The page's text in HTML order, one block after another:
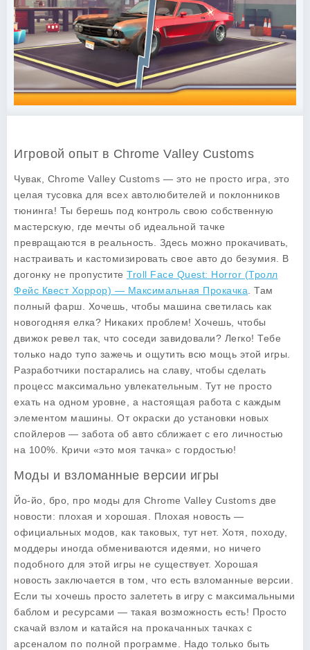
Игровой опыт в Chrome Valley Customs
Чувак, Chrome Valley Customs — это не просто игра, это
целая тусовка для всех автолюбителей и поклонников
тюнинга! Ты берешь под контроль свою собственную
мастерскую, где мечты об идеальной тачке
превращаются в реальность. Здесь можно прокачивать,
настраивать и кастомизировать свое авто до безумия. В
догонку не пропустите Troll Face Quest: Horror (Тролл
Фейс Квест Хоррор) — Максимальная Прокачка . Там
полный фарш. Хочешь, чтобы машина светилась как
новогодняя елка? Никаких проблем! Хочешь, чтобы
движок ревел так, что соседи завидовали? Легко! Тебе
только надо тупо зажечь и ощутить всю мощь этой игры.
Разработчики постарались на славу, чтобы сделать
процесс максимально увлекательным. Тут не просто
ехать на одном уровне, а настоящая работа с каждым
элементом машины. От окраски до установки новых
спойлеров — забота об авто сближает с его личностью
на 100%. Кричи «это моя тачка» с гордостью!
Моды и взломанные версии игры
Йо-йо, бро, про моды для Chrome Valley Customs две
новости: плохая и хорошая. Плохая новость —
официальных модов, как таковых, тут нет. Хотя, походу,
моддеры иногда обмениваются идеями, но ничего
подобного для этой игры не существует. Хорошая
новость заключается в том, что есть взломанные версии.
Если ты хочешь просто залететь в игру с максимальными
баблом и ресурсами — такая возможность есть! Просто
скачай взлом и катайся на прокачанных тачках с
арсеналом по полной программе. Надо только быть